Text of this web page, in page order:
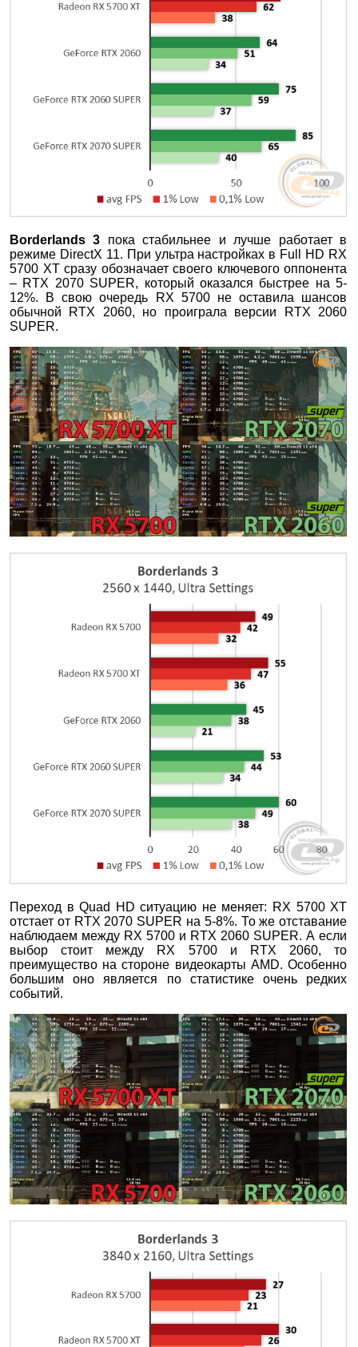
Borderlands 3 пока стабильнее и лучше работает в
режиме DirectX 11. При ультра настройках в Full HD RX
5700 XT сразу обозначает своего ключевого оппонента
– RTX 2070 SUPER, который оказался быстрее на 5-
12%. В свою очередь RX 5700 не оставила шансов
обычной RTX 2060, но проиграла версии RTX 2060
SUPER.
Переход в Quad HD ситуацию не меняет: RX 5700 XT
отстает от RTX 2070 SUPER на 5-8%. То же отставание
наблюдаем между RX 5700 и RTX 2060 SUPER. А если
выбор стоит между RX 5700 и RTX 2060, то
преимущество на стороне видеокарты AMD. Особенно
большим оно является по статистике очень редких
событий.